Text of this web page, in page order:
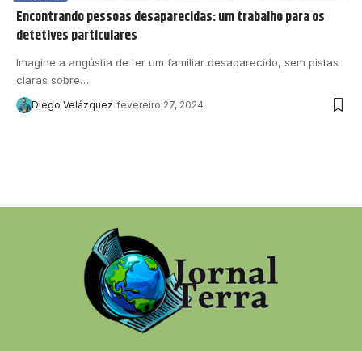
Encontrando pessoas desaparecidas: um trabalho para os
detetives particulares
Imagine a angústia de ter um familiar desaparecido, sem pistas
claras sobre…
Diego Velázquez fevereiro 27, 2024